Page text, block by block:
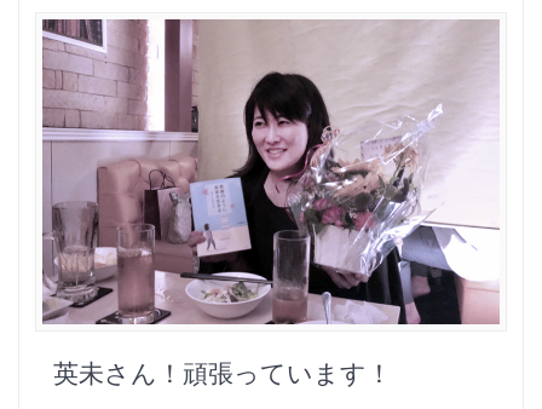
英未さん！頑張っています！